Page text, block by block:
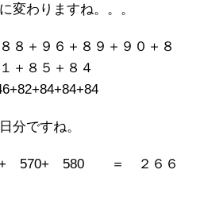
変わりますね。。。
８＋９６＋８９＋９０＋８
＋８５＋８４
分ですね。
570+ 580 ＝ ２６６